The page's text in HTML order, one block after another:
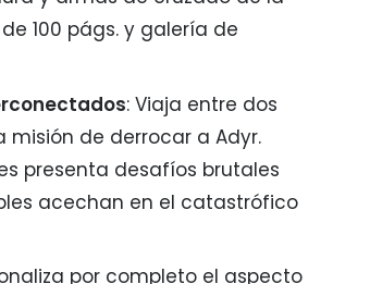
100 págs. y galería de
: Viaja entre dos
de derrocar a Adyr.
presenta desafíos brutales
acechan en el catastrófico
por completo el aspecto